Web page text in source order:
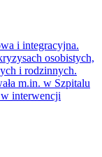
i integracyjna.
osobistych,
i rodzinnych.
m.in. w Szpitalu
interwencji